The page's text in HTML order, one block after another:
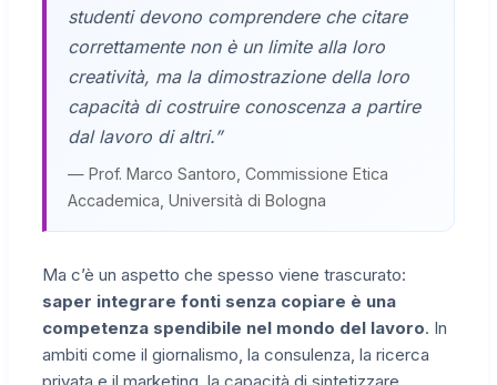
studenti devono comprendere che citare
correttamente non è un limite alla loro
creatività, ma la dimostrazione della loro
capacità di costruire conoscenza a partire
dal lavoro di altri.”
— Prof. Marco Santoro, Commissione Etica
Accademica, Università di Bologna
Ma c’è un aspetto che spesso viene trascurato:
saper integrare fonti senza copiare è una
competenza spendibile nel mondo del lavoro. In
ambiti come il giornalismo, la consulenza, la ricerca